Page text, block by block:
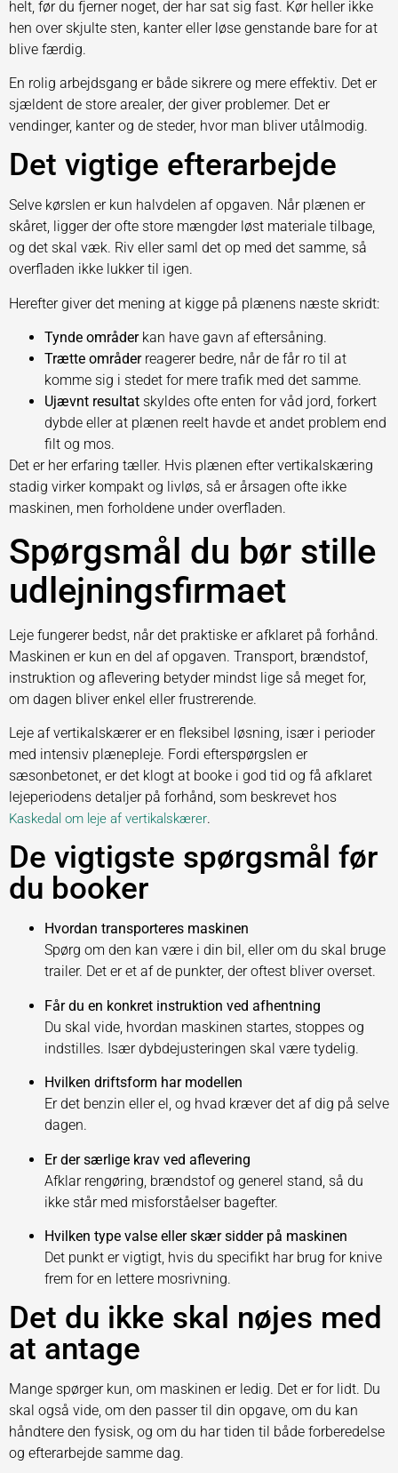
helt, før du fjerner noget, der har sat sig fast. Kør heller ikke
hen over skjulte sten, kanter eller løse genstande bare for at
blive færdig.
En rolig arbejdsgang er både sikrere og mere effektiv. Det er
sjældent de store arealer, der giver problemer. Det er
vendinger, kanter og de steder, hvor man bliver utålmodig.
Det vigtige efterarbejde
Selve kørslen er kun halvdelen af opgaven. Når plænen er
skåret, ligger der ofte store mængder løst materiale tilbage,
og det skal væk. Riv eller saml det op med det samme, så
overfladen ikke lukker til igen.
Herefter giver det mening at kigge på plænens næste skridt:
Tynde områderkan have gavn af eftersåning.
Trætte områderreagerer bedre, når de får ro til at
komme sig i stedet for mere trafik med det samme.
Ujævnt resultat skyldes ofte enten for våd jord, forkert
dybde eller at plænen reelt havde et andet problem end
filt og mos.
Det er her erfaring tæller. Hvis plænen efter vertikalskæring
stadig virker kompakt og livløs, så er årsagen ofte ikke
maskinen, men forholdene under overfladen.
Spørgsmål du bør stille
udlejningsfirmaet
Leje fungerer bedst, når det praktiske er afklaret på forhånd.
Maskinen er kun en del af opgaven. Transport, brændstof,
instruktion og aflevering betyder mindst lige så meget for,
om dagen bliver enkel eller frustrerende.
Leje af vertikalskærer er en fleksibel løsning, især i perioder
med intensiv plænepleje. Fordi efterspørgslen er
sæsonbetonet, er det klogt at booke i god tid og få afklaret
lejeperiodens detaljer på forhånd, som beskrevet hos
Kaskedal om leje af vertikalskærer.
De vigtigste spørgsmål før
du booker
Hvordan transporteres maskinen
Spørg om den kan være i din bil, eller om du skal bruge
trailer. Det er et af de punkter, der oftest bliver overset.
Får du en konkret instruktion ved afhentning
Du skal vide, hvordan maskinen startes, stoppes og
indstilles. Især dybdejusteringen skal være tydelig.
Hvilken driftsform har modellen
Er det benzin eller el, og hvad kræver det af dig på selve
dagen.
Er der særlige krav ved aflevering
Afklar rengøring, brændstof og generel stand, så du
ikke står med misforståelser bagefter.
Hvilken type valse eller skær sidder på maskinen
Det punkt er vigtigt, hvis du specifikt har brug for knive
frem for en lettere mosrivning.
Det du ikke skal nøjes med
at antage
Mange spørger kun, om maskinen er ledig. Det er for lidt. Du
skal også vide, om den passer til din opgave, om du kan
håndtere den fysisk, og om du har tiden til både forberedelse
og efterarbejde samme dag.